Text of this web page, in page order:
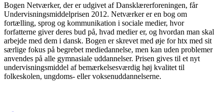
Bogen Netværker, der er udgivet af Dansklærerforeningen, får
Undervisningsmiddelprisen 2012. Netværker er en bog om
fortælling, sprog og kommunikation i sociale medier, hvor
forfatterne giver deres bud på, hvad medier er, og hvordan man skal
arbejde med dem i dansk. Bogen er skrevet med øje for htx med sit
særlige fokus på begrebet mediedannelse, men kan uden problemer
anvendes på alle gymnasiale uddannelser. Prisen gives til et nyt
undervisningsmiddel af bemærkelsesværdig høj kvalitet til
folkeskolen, ungdoms- eller voksen­uddannelserne.